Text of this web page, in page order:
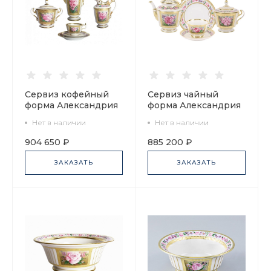
Сервиз кофейный
форма Александрия
Воспоминание 6
персон 21 предмет,
арт. 81.17899.00.1
Нет в наличии
904 650 ₽
ЗАКАЗАТЬ
Сервиз чайный
форма Александрия
Воспоминание, 6
персон 20
предметов арт.
81.25269.00.1
Нет в наличии
885 200 ₽
ЗАКАЗАТЬ